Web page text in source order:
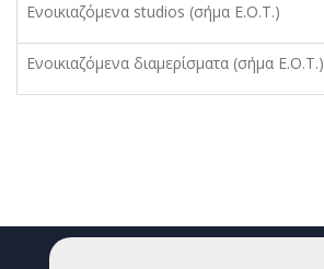
Ενοικιαζόμενα studios (σήμα Ε.Ο.Τ.)
Ενοικιαζόμενα διαμερίσματα (σήμα Ε.Ο.Τ.)